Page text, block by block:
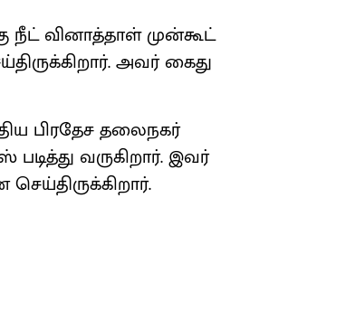
நீட் வினாத்​தாள் முன்​கூட்​
அவர் கைது
பிரதேச தலைநகர்
வரு​கிறார். இவர்